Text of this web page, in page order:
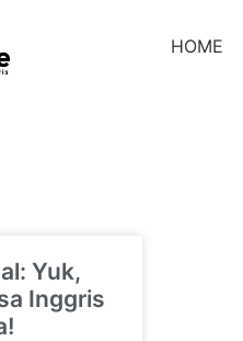
HOME
Yuk,
Inggris